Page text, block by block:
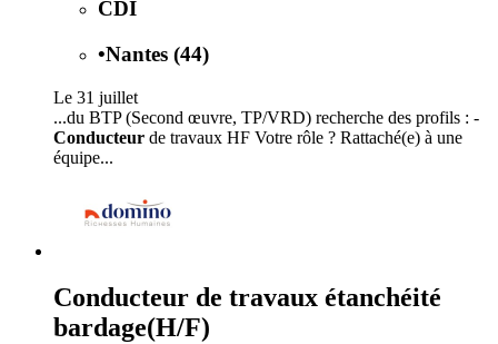
CDI
•Nantes (44)
Le 31 juillet
...du BTP (Second œuvre, TP/VRD) recherche des profils : -
Conducteur de travaux HF Votre rôle ? Rattaché(e) à une
équipe...
Conducteur de travaux étanchéité
bardage(H/F)